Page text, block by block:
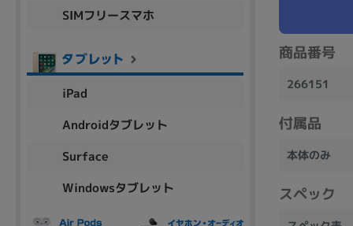
商品番号
266151
付属品
本体のみ
スペック
SIMフリースマホ
iPad
Androidタブレット
Surface
Windowsタブレット
商品シリーズ名・ブランド名の絞り込み。
aspire Inspiron
商品の搭載機能による絞り込み
Webカメラ内蔵